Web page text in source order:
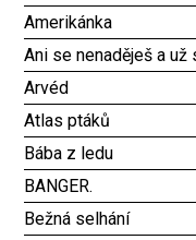
Amerikánka
Ani se nenaděješ a už
Arvéd
Atlas ptáků
Bába z ledu
BANGER.
Bežná selhání